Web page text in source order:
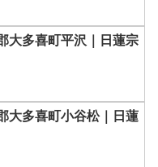
大多喜町平沢｜日蓮宗
大多喜町小谷松｜日蓮